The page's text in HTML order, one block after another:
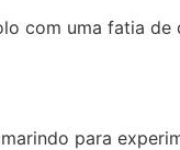
com uma fatia
para